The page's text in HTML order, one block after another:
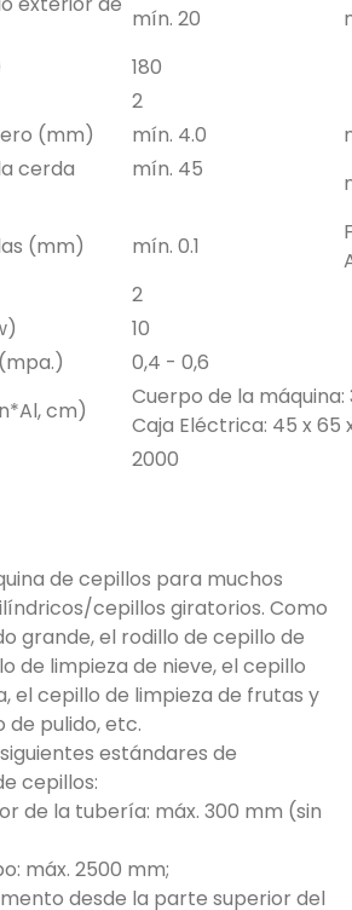
mín. 20
180
2
(mm)
mín. 4.0
cerda
mín. 45
(mm) mín. 0.1
2
10
0,4 - 0,6
cm)
Cuerpo de la máquina:
Caja Eléctrica: 45 x 65
2000
de cepillos para muchos
cepillos giratorios. Como
grande, el rodillo de cepillo de
de limpieza de nieve, el cepillo
el cepillo de limpieza de frutas y
de pulido, etc.
estándares de
cepillos:
de la tubería: máx. 300 mm (sin
máx. 2500 mm;
desde la parte superior del